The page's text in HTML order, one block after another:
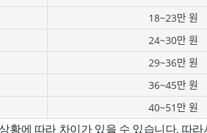
18~23만 원
24~30만 원
29~36만 원
36~45만 원
40~51만 원
황에 따라 차이가 있을 수 있습니다. 따